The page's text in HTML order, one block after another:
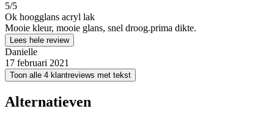
5/5
Ok hoogglans acryl lak
Mooie kleur, mooie glans, snel droog.prima dikte.
Lees hele review
Danielle
17 februari 2021
Toon alle 4 klantreviews met tekst
Alternatieven